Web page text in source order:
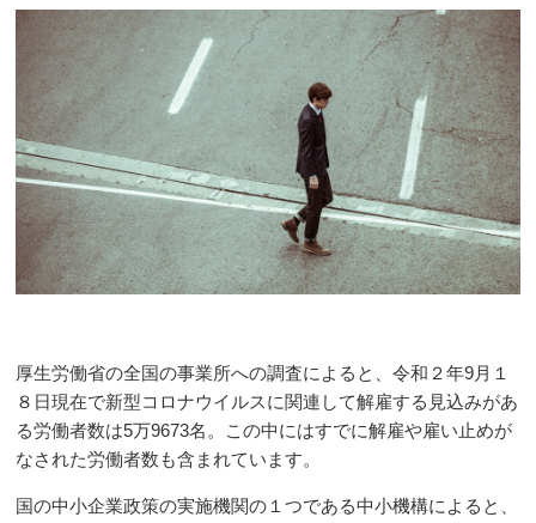
厚生労働省の全国の事業所への調査によると、令和２年9月１
８日現在で新型コロナウイルスに関連して解雇する見込みがあ
る労働者数は5万9673名。この中にはすでに解雇や雇い止めが
なされた労働者数も含まれています。
国の中小企業政策の実施機関の１つである中小機構によると、